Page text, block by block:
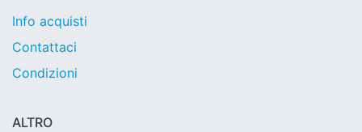
Info acquisti
Contattaci
Condizioni
ALTRO